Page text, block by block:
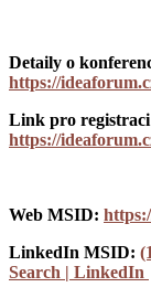
Detaily o
https://
Link pro
https://
Web MSID:
LinkedIn MSID:
Search | LinkedIn